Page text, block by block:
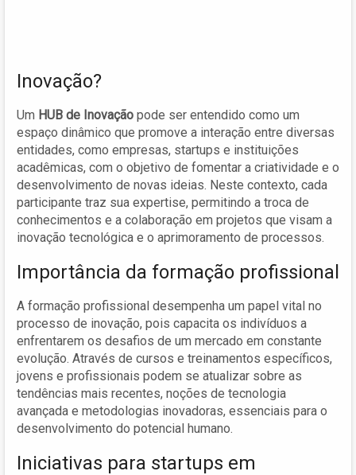
Inovação?
Um HUB de Inovação pode ser entendido como um
espaço dinâmico que promove a interação entre diversas
entidades, como empresas, startups e instituições
acadêmicas, com o objetivo de fomentar a criatividade e o
desenvolvimento de novas ideias. Neste contexto, cada
participante traz sua expertise, permitindo a troca de
conhecimentos e a colaboração em projetos que visam a
inovação tecnológica e o aprimoramento de processos.
Importância da formação profissional
A formação profissional desempenha um papel vital no
processo de inovação, pois capacita os indivíduos a
enfrentarem os desafios de um mercado em constante
evolução. Através de cursos e treinamentos específicos,
jovens e profissionais podem se atualizar sobre as
tendências mais recentes, noções de tecnologia
avançada e metodologias inovadoras, essenciais para o
desenvolvimento do potencial humano.
Iniciativas para startups em